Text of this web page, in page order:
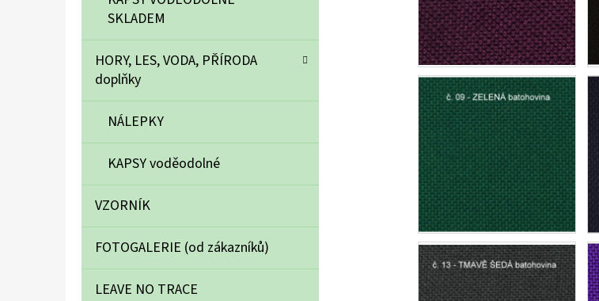
SKLADEM
HORY, LES, VODA, PŘÍRODA
doplňky
NÁLEPKY
KAPSY voděodolné
VZORNÍK
FOTOGALERIE (od zákazníků)
LEAVE NO TRACE